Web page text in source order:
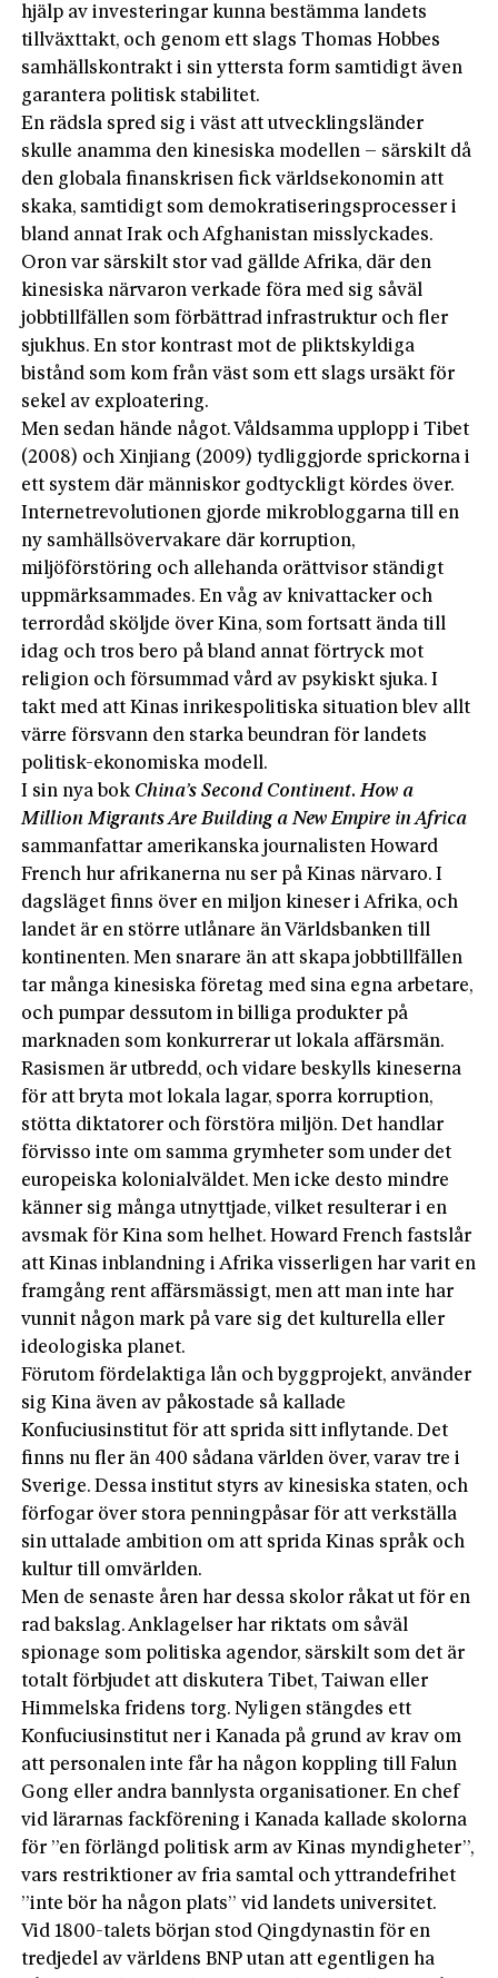
hjälp av investeringar kunna bestämma landets
tillväxttakt, och genom ett slags Thomas Hobbes
samhällskontrakt i sin yttersta form samtidigt även
garantera politisk stabilitet.
En rädsla spred sig i väst att utvecklingsländer
skulle anamma den kinesiska modellen – särskilt då
den globala finanskrisen fick världsekonomin att
skaka, samtidigt som demokratiseringsprocesser i
bland annat Irak och Afghanistan misslyckades.
Oron var särskilt stor vad gällde Afrika, där den
kinesiska närvaron verkade föra med sig såväl
jobbtillfällen som förbättrad infrastruktur och fler
sjukhus. En stor kontrast mot de pliktskyldiga
bistånd som kom från väst som ett slags ursäkt för
sekel av exploatering.
Men sedan hände något. Våldsamma upplopp i Tibet
(2008) och Xinjiang (2009) tydliggjorde sprickorna i
ett system där människor godtyckligt kördes över.
Internetrevolutionen gjorde mikrobloggarna till en
ny samhällsövervakare där korruption,
miljöförstöring och allehanda orättvisor ständigt
uppmärksammades. En våg av knivattacker och
terrordåd sköljde över Kina, som fortsatt ända till
idag och tros bero på bland annat förtryck mot
religion och försummad vård av psykiskt sjuka. I
takt med att Kinas inrikespolitiska situation blev allt
värre försvann den starka beundran för landets
politisk-ekonomiska modell.
I sin nya bok China’s Second Continent. How a
Million Migrants Are Building a New Empire in Africa
sammanfattar amerikanska journalisten Howard
French hur afrikanerna nu ser på Kinas närvaro. I
dagsläget finns över en miljon kineser i Afrika, och
landet är en större utlånare än Världsbanken till
kontinenten. Men snarare än att skapa jobbtillfällen
tar många kinesiska företag med sina egna arbetare,
och pumpar dessutom in billiga produkter på
marknaden som konkurrerar ut lokala affärsmän.
Rasismen är utbredd, och vidare beskylls kineserna
för att bryta mot lokala lagar, sporra korruption,
stötta diktatorer och förstöra miljön. Det handlar
förvisso inte om samma grymheter som under det
europeiska kolonialväldet. Men icke desto mindre
känner sig många utnyttjade, vilket resulterar i en
avsmak för Kina som helhet. Howard French fastslår
att Kinas inblandning i Afrika visserligen har varit en
framgång rent affärsmässigt, men att man inte har
vunnit någon mark på vare sig det kulturella eller
ideologiska planet.
Förutom fördelaktiga lån och byggprojekt, använder
sig Kina även av påkostade så kallade
Konfuciusinstitut för att sprida sitt inflytande. Det
finns nu fler än 400 sådana världen över, varav tre i
Sverige. Dessa institut styrs av kinesiska staten, och
förfogar över stora penningpåsar för att verkställa
sin uttalade ambition om att sprida Kinas språk och
kultur till omvärlden.
Men de senaste åren har dessa skolor råkat ut för en
rad bakslag. Anklagelser har riktats om såväl
spionage som politiska agendor, särskilt som det är
totalt förbjudet att diskutera Tibet, Taiwan eller
Himmelska fridens torg. Nyligen stängdes ett
Konfuciusinstitut ner i Kanada på grund av krav om
att personalen inte får ha någon koppling till Falun
Gong eller andra bannlysta organisationer. En chef
vid lärarnas fackförening i Kanada kallade skolorna
för ”en förlängd politisk arm av Kinas myndigheter”,
vars restriktioner av fria samtal och yttrandefrihet
”inte bör ha någon plats” vid landets universitet.
Vid 1800-talets början stod Qingdynastin för en
tredjedel av världens BNP utan att egentligen ha